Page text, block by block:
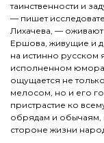
таинственности и
— пишет
Лихачева, —
Ершова, живущие и
на истинно русском
исполненном
ощущается не
мелосом, но и его
пристрастие ко
обрядам и обычаям,
стороне жизни